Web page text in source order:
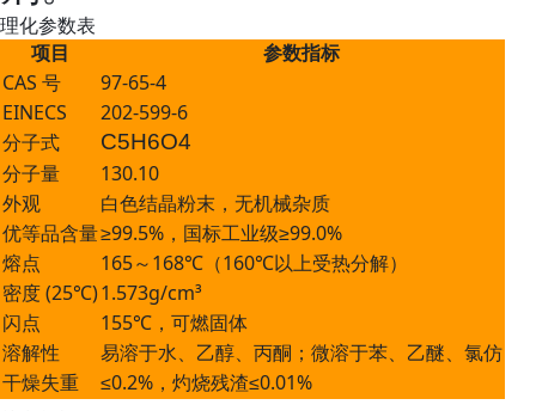
理化参数表
项目
参数指标
CAS 号
97-65-4
EINECS
202-599-6
分子式
C5H6O4
分子量
130.10
外观
白色结晶粉末，无机械杂质
优等品含量≥99.5%，国标工业级≥99.0%
熔点
165～168℃（160℃以上受热分解）
密度 (25℃)1.573g/cm³
闪点
155℃，可燃固体
溶解性
易溶于水、乙醇、丙酮；微溶于苯、乙醚、氯仿
干燥失重
≤0.2%，灼烧残渣≤0.01%